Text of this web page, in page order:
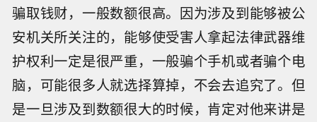
骗取钱财，一般数额很高。因为涉及到能够被公
安机关所关注的，能够使受害人拿起法律武器维
护权利一定是很严重，一般骗个手机或者骗个电
脑，可能很多人就选择算掉，不会去追究了。但
是一旦涉及到数额很大的时候，肯定对他来讲是